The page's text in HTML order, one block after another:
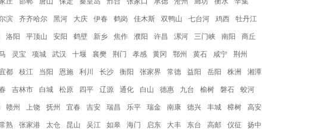
滨 齐齐哈尔 黑河 大庆 伊春 鹤岗 佳木斯 双鸭山 七台河 鸡西 牡丹江
洛阳 平顶山 安阳 鹤壁 新乡 焦作 濮阳 许昌 漯河 三门峡 南阳 商丘
灵宝 项城 武汉 十堰 襄樊 荆门 孝感 黄冈 鄂州 黄石 咸宁 荆州
都 枝江 当阳 恩施 利川 长沙 衡阳 张家界 常德 益阳 岳阳 株洲 湘潭
吉林市 白城 松原 四平 辽源 通化 白山 德惠 九台 榆树 磐石 蛟河
赣州 上饶 抚州 宜春 吉安 瑞昌 乐平 瑞金 南康 德兴 丰城 樟树 高安
熟 张家港 太仓 昆山 吴江 如皋 海门 启东 大丰 东台 高邮 仪征 扬中